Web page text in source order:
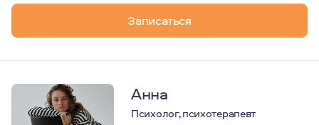
Записаться
Анна
Психолог, психотерапевт